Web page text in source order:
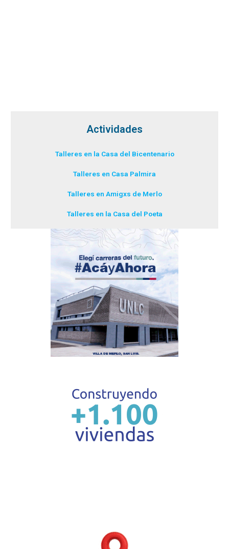
Actividades
Talleres en la Casa del Bicentenario
Talleres en Casa Palmira
Talleres en Amigxs de Merlo
Talleres en la Casa del Poeta